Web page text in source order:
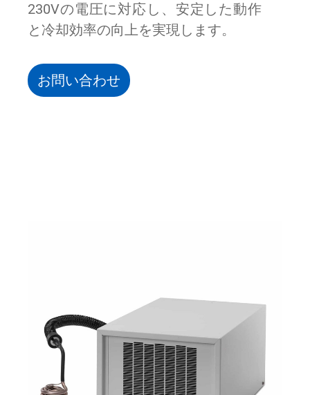
230Vの電圧に対応し、安定した動作
と冷却効率の向上を実現します。
お問い合わせ